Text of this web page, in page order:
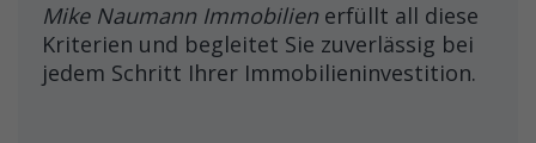
Mike Naumann Immobilienerfüllt all diese
Kriterien und begleitet Sie zuverlässig bei
jedem Schritt Ihrer Immobilieninvestition.